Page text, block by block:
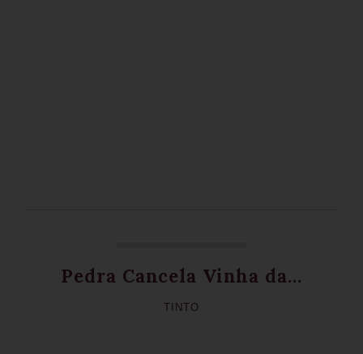
Pedra Cancela Vinha da...
TINTO